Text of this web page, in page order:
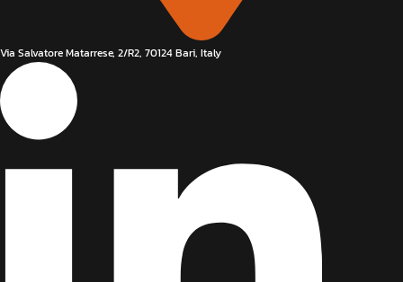
Via Salvatore Matarrese, 2/R2, 70124 Bari, Italy